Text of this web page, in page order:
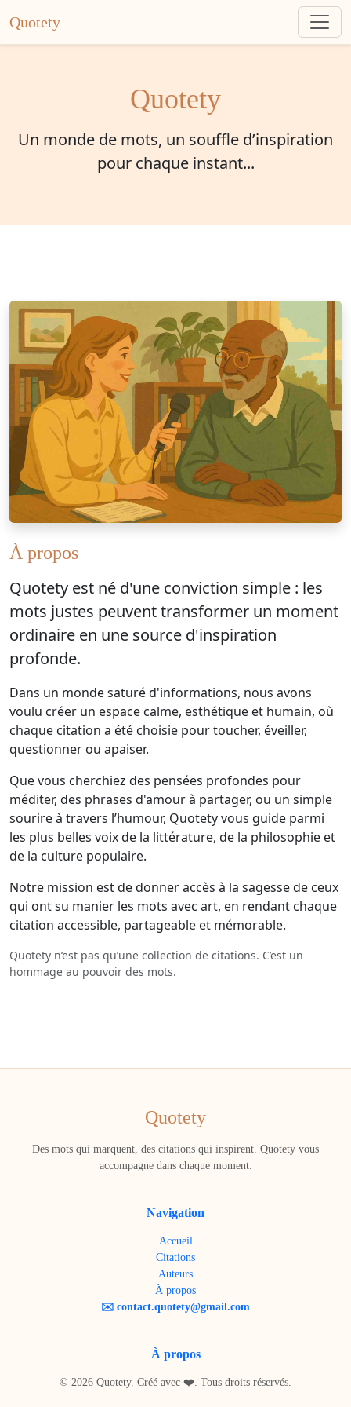
Quotety
Quotety
Un monde de mots, un souffle d’inspiration
pour chaque instant...
À propos
Quotety est né d'une conviction simple : les
mots justes peuvent transformer un moment
ordinaire en une source d'inspiration
profonde.
Dans un monde saturé d'informations, nous avons
voulu créer un espace calme, esthétique et humain, où
chaque citation a été choisie pour toucher, éveiller,
questionner ou apaiser.
Que vous cherchiez des pensées profondes pour
méditer, des phrases d'amour à partager, ou un simple
sourire à travers l’humour, Quotety vous guide parmi
les plus belles voix de la littérature, de la philosophie et
de la culture populaire.
Notre mission est de donner accès à la sagesse de ceux
qui ont su manier les mots avec art, en rendant chaque
citation accessible, partageable et mémorable.
Quotety n’est pas qu’une collection de citations. C’est un
hommage au pouvoir des mots.
Quotety
Des mots qui marquent, des citations qui inspirent. Quotety vous
accompagne dans chaque moment.
Navigation
Accueil
Citations
Auteurs
À propos
✉️ contact.quotety@gmail.com
À propos
© 2026 Quotety. Créé avec ❤️. Tous droits réservés.